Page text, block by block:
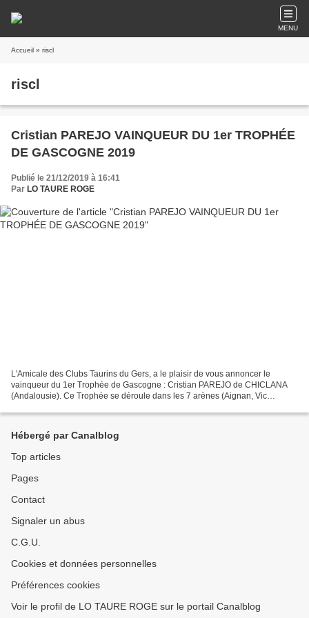
MENU
Accueil » riscl
riscl
Cristian PAREJO VAINQUEUR DU 1er TROPHÉE
DE GASCOGNE 2019
Publié le 21/12/2019 à 16:41
Par LO TAURE ROGE
L'Amicale des Clubs Taurins du Gers, a le plaisir de vous annoncer le
vainqueur du 1er Trophée de Gascogne : Cristian PAREJO de CHICLANA
(Andalousie). Ce Trophée se déroule dans les 7 arènes (Aignan, Vic
Hébergé par Canalblog
Top articles
Pages
Contact
Signaler un abus
C.G.U.
Cookies et données personnelles
Préférences cookies
Voir le profil de LO TAURE ROGE sur le portail Canalblog